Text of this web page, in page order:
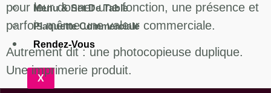
Menu & Set De Table
Plaquette Commerciale
Rendez-Vous
X
pour leur donner une fonction, une présence et
parfois même une valeur commerciale.
Autrement dit : une photocopieuse duplique.
Une imprimerie produit.